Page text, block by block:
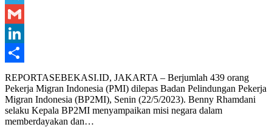
Telegram
Gmail
LinkedIn
Share
REPORTASEBEKASI.ID, JAKARTA – Berjumlah 439 orang
Pekerja Migran Indonesia (PMI) dilepas Badan Pelindungan Pekerja
Migran Indonesia (BP2MI), Senin (22/5/2023). Benny Rhamdani
selaku Kepala BP2MI menyampaikan misi negara dalam
memberdayakan dan…